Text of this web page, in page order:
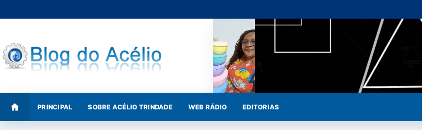
para
conteúdo
PRINCIPAL SOBRE ACÉLIO TRINDADE WEB RÁDIO EDITORIAS